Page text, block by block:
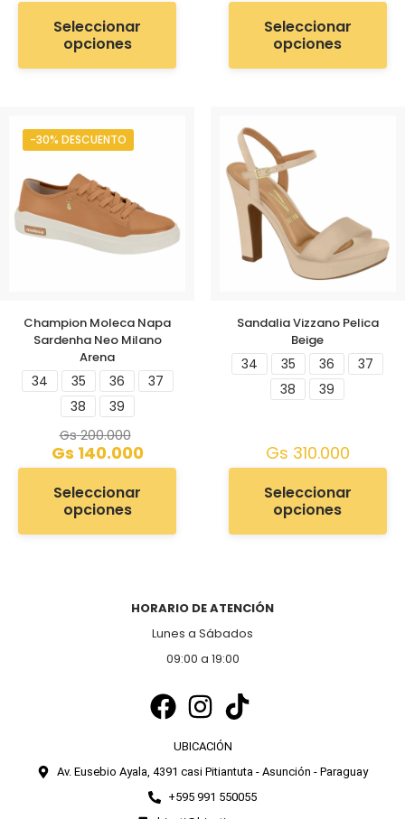
Seleccionar
opciones
Seleccionar
opciones
-30% DESCUENTO
Champion Moleca Napa
Sardenha Neo Milano
Arena
34 35 36
37
38
39
Gs200.000
Gs 140.000
Seleccionar
opciones
Sandalia Vizzano Pelica
Beige
34 35 36
37
38
39
Gs 310.000
Seleccionar
opciones
HORARIO DE ATENCIÓN
Lunes a Sábados
09:00 a 19:00
UBICACIÓN
Av. Eusebio Ayala, 4391 casi Pitiantuta - Asunción - Paraguay
+595 991 550055